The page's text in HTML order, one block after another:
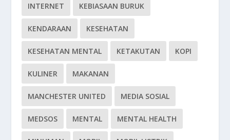
INTERNET KEBIASAAN BURUK
KENDARAAN KESEHATAN
KESEHATAN MENTAL KETAKUTAN KOPI
KULINER MAKANAN
MANCHESTER UNITED MEDIA SOSIAL
MEDSOS MENTAL MENTAL HEALTH